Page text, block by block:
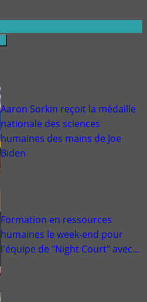
Aaron Sorkin reçoit la médaille
nationale des sciences
humaines des mains de Joe
Biden
Formation en ressources
humaines le week-end pour
l'équipe de "Night Court" avec…